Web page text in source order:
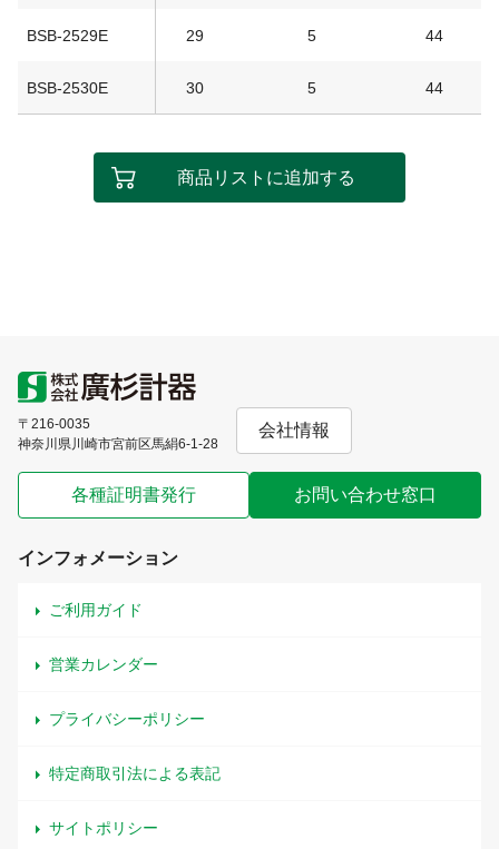
BSB-2529E 29 5 44
BSB-2530E 30 5 44
商品リストに追加する
〒216-0035
神奈川県川崎市宮前区馬絹6-1-28
会社情報
各種証明書発行 お問い合わせ窓口
インフォメーション
ご利用ガイド
営業カレンダー
プライバシーポリシー
特定商取引法による表記
サイトポリシー